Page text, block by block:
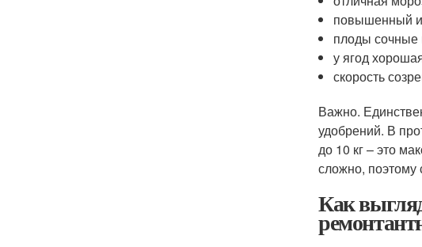
повышенный
плоды сочные
у ягод
скорость
Важно.
удобрений. В
до 10 кг – это
сложно, поэтому
Как